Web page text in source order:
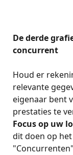
De derde
concurrent
Houd er
relevante
eigenaar bent
prestaties te
Focus op uw
dit doen op